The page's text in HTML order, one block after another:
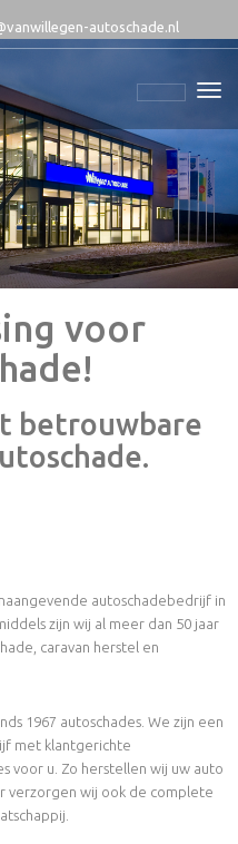
autoschade.nl
voor
betrouwbare
autoschadebedrijf in
zijn wij al meer dan 50 jaar
caravan herstel en
1967 autoschades. We zijn een
met klantgerichte
voor u. Zo herstellen wij uw auto
verzorgen wij ook de complete